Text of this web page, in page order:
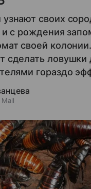
своих
и с рождения
своей
сделать ловушки
гораздо